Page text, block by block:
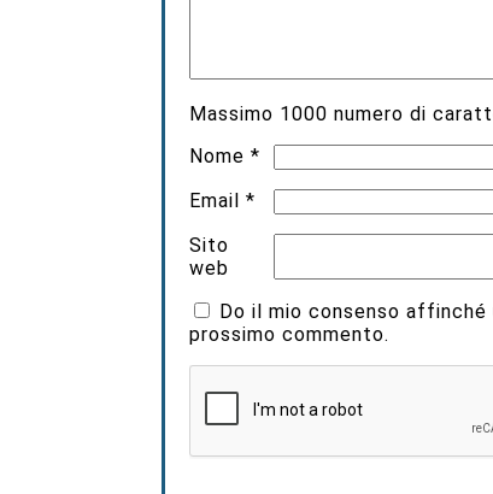
Massimo 1000 numero di
Nome*
Email*
Sito
web
Do il mio consenso
prossimo commento.